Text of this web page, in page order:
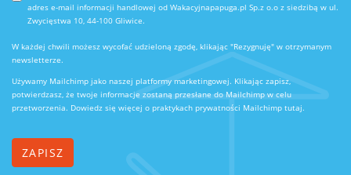
adres e-mail informacji handlowej od Wakacyjnapapuga.pl Sp.z o.o z siedzibą w ul.
Zwycięstwa 10, 44-100 Gliwice.
W każdej chwili możesz wycofać udzieloną zgodę, klikając "Rezygnuję" w otrzymanym
newsletterze.
Używamy Mailchimp jako naszej platformy marketingowej. Klikając zapisz,
potwierdzasz, że twoje informacje zostaną przesłane do Mailchimp w celu
przetworzenia. Dowiedz się więcej o praktykach prywatności Mailchimp tutaj.